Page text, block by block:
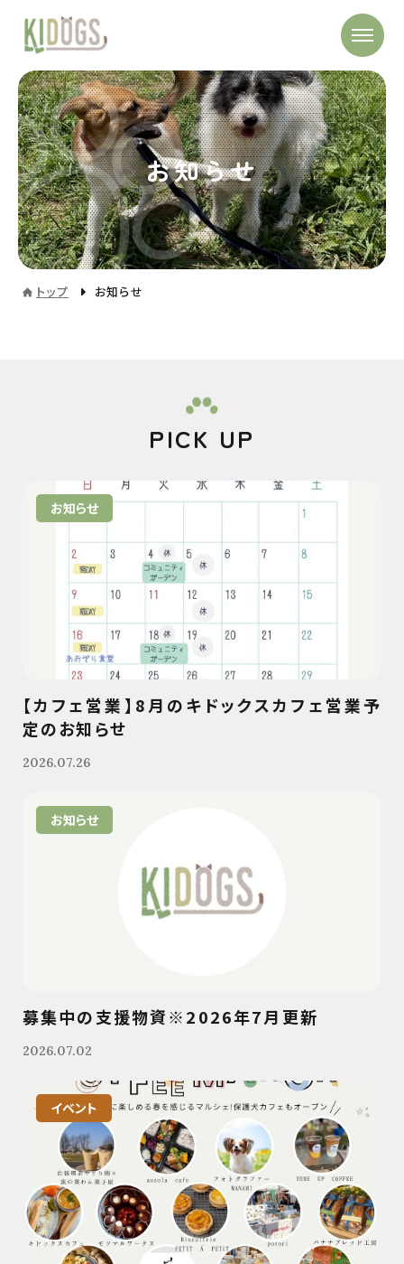
お知らせ
トップ お知らせ
PICK UP
お知らせ
【カフェ営業】8月のキドックスカフェ営業予
定のお知らせ
2026.07.26
お知らせ
募集中の支援物資※2026年7月更新
2026.07.02
イベント